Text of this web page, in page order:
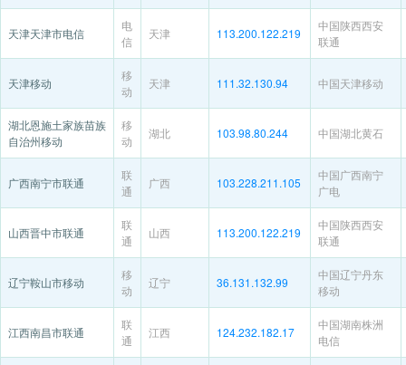
天津天津市电信
电
信
天津 113.200.122.219
中国陕西西安
联通
天津移动
移
动
天津 111.32.130.94 中国天津移动
湖北恩施土家族苗族
自治州移动
移
动
湖北 103.98.80.244 中国湖北黄石
广西南宁市联通
联
通
广西 103.228.211.105
中国广西南宁
广电
山西晋中市联通
联
通
山西 113.200.122.219
中国陕西西安
联通
辽宁鞍山市移动
移
动
辽宁 36.131.132.99
中国辽宁丹东
移动
江西南昌市联通
联
通
江西 124.232.182.17
中国湖南株洲
电信